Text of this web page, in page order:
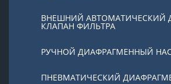
ВНЕШНИЙ АВТОМАТИЧЕСКИЙ
КЛАПАН ФИЛЬТРА
РУЧНОЙ ДИАФРАГМЕННЫЙ
ПНЕВМАТИЧЕСКИЙ